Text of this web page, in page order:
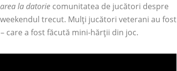
la datorie comunitatea de jucători despre
trecut. Mulți jucători veterani au fost
care a fost făcută mini-hărții din joc.